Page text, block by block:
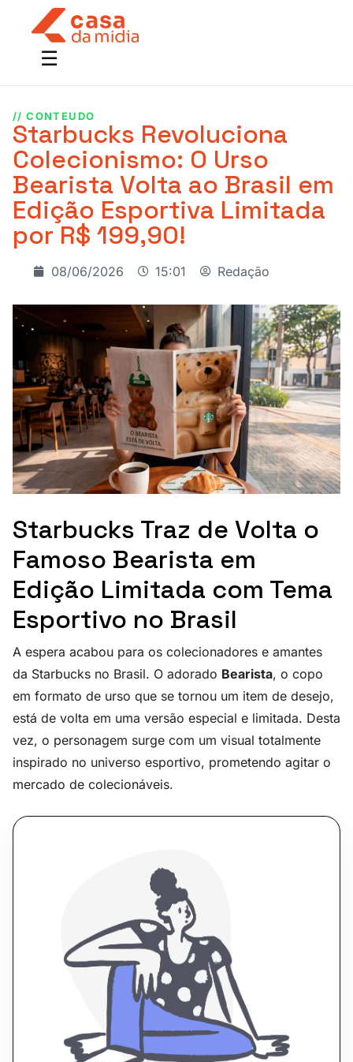
// CONTEUDO
Starbucks Revoluciona
Colecionismo: O Urso
Bearista Volta ao Brasil em
Edição Esportiva Limitada
por R$ 199,90!
08/06/2026 15:01 Redação
Starbucks Traz de Volta o
Famoso Bearista em
Edição Limitada com Tema
Esportivo no Brasil
A espera acabou para os colecionadores e amantes
da Starbucks no Brasil. O adorado Bearista, o copo
em formato de urso que se tornou um item de desejo,
está de volta em uma versão especial e limitada. Desta
vez, o personagem surge com um visual totalmente
inspirado no universo esportivo, prometendo agitar o
mercado de colecionáveis.